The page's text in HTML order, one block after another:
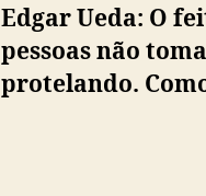
Edgar Ueda: O
pessoas não
protelando.